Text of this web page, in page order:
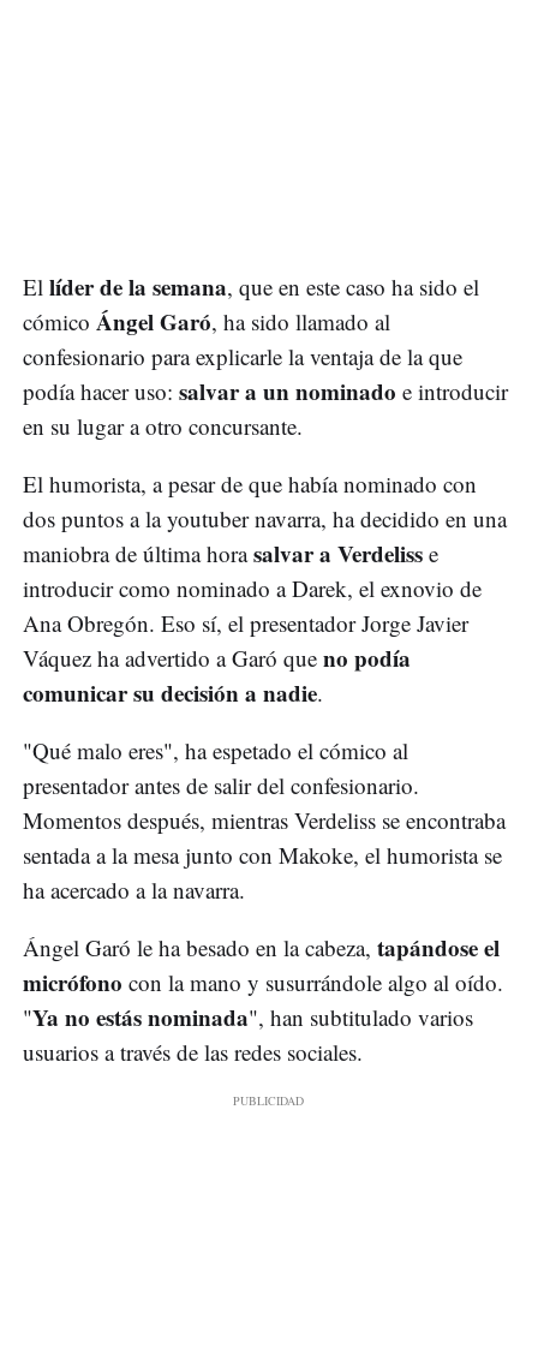
El líder de la semana, que en este caso ha sido el
cómico Ángel Garó, ha sido llamado al
confesionario para explicarle la ventaja de la que
podía hacer uso: salvar a un nominado e introducir
en su lugar a otro concursante.
El humorista, a pesar de que había nominado con
dos puntos a la youtuber navarra, ha decidido en una
maniobra de última horasalvar a Verdeliss e
introducir como nominado a Darek, el exnovio de
Ana Obregón. Eso sí, el presentador Jorge Javier
Váquez ha advertido a Garó que no podía
comunicar su decisión a nadie.
"Qué malo eres", ha espetado el cómico al
presentador antes de salir del confesionario.
Momentos después, mientras Verdeliss se encontraba
sentada a la mesa junto con Makoke, el humorista se
ha acercado a la navarra.
Ángel Garó le ha besado en la cabeza, tapándose el
micrófono con la mano y susurrándole algo al oído.
"Ya no estás nominada", han subtitulado varios
usuarios a través de las redes sociales.